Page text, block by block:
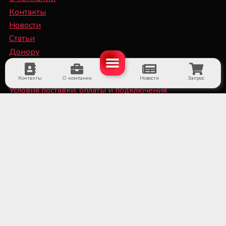
Контакты О компании Новости Запрос
Контакты
Новости
Статьи
Донору
Специалисту
Условия поставки, оплаты и подключения